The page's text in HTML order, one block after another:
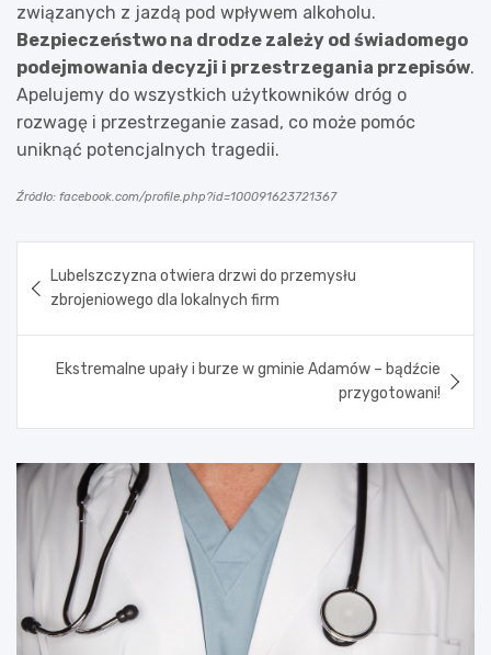
związanych z jazdą pod wpływem alkoholu.
Bezpieczeństwo na drodze zależy od świadomego
podejmowania decyzji i przestrzegania przepisów.
Apelujemy do wszystkich użytkowników dróg o
rozwagę i przestrzeganie zasad, co może pomóc
uniknąć potencjalnych tragedii.
Źródło: facebook.com/profile.php?id=100091623721367
wpisu
Lubelszczyzna otwiera drzwi do przemysłu
zbrojeniowego dla lokalnych firm
Ekstremalne upały i burze w gminie Adamów – bądźcie
przygotowani!